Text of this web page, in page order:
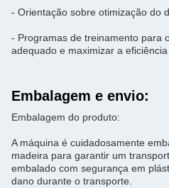
- Orientação sobre otimização do
- Programas de treinamento para
adequado e maximizar a eficiência
Embalagem e envio:
Embalagem do produto:
A máquina é cuidadosamente
madeira para garantir um
embalado com segurança em
dano durante o transporte.